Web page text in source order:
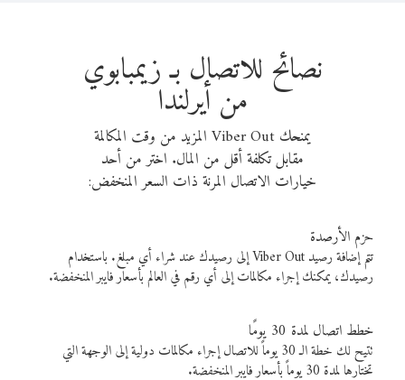
نصائح للاتصال بـ زيمبابوي
من أيرلندا
يمنحك Viber Out المزيد من وقت المكالمة
مقابل تكلفة أقل من المال. اختر من أحد
خيارات الاتصال المرنة ذات السعر المنخفض:
حزم الأرصدة
تتم إضافة رصيد Viber Out إلى رصيدك عند شراء أي مبلغ. باستخدام
رصيدك، يمكنك إجراء مكالمات إلى أي رقم في العالم بأسعار فايبر المنخفضة.
خطط اتصال لمدة 30 يومًا
تتيح لك خطة الـ 30 يوماً للاتصال إجراء مكالمات دولية إلى الوجهة التي
تختارها لمدة 30 يوماً بأسعار فايبر المنخفضة.